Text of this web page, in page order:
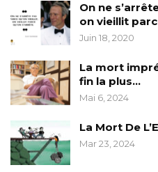
On ne
on vieillit
Juin 18, 2020
La mort
fin la plus…
Mai 6, 2024
La Mort De
Mar 23, 2024